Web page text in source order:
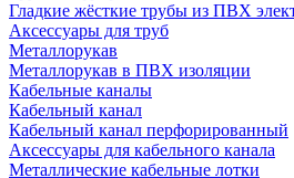
Гладкие жёсткие трубы из ПВХ
Аксессуары для труб
Металлорукав
Металлорукав в ПВХ изоляции
Кабельные каналы
Кабельный канал
Кабельный канал перфорированный
Аксессуары для кабельного канала
Металлические кабельные лотки